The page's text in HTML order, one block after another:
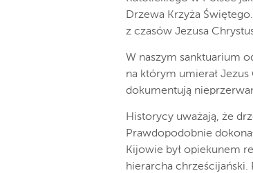
Drzewa Krzyża
z czasów Jezusa
W naszym sanktuarium
na którym umierał
dokumentują
Historycy uważają, że
Prawdopodobnie
Kijowie był opiekunem
hierarcha chrześcijański.